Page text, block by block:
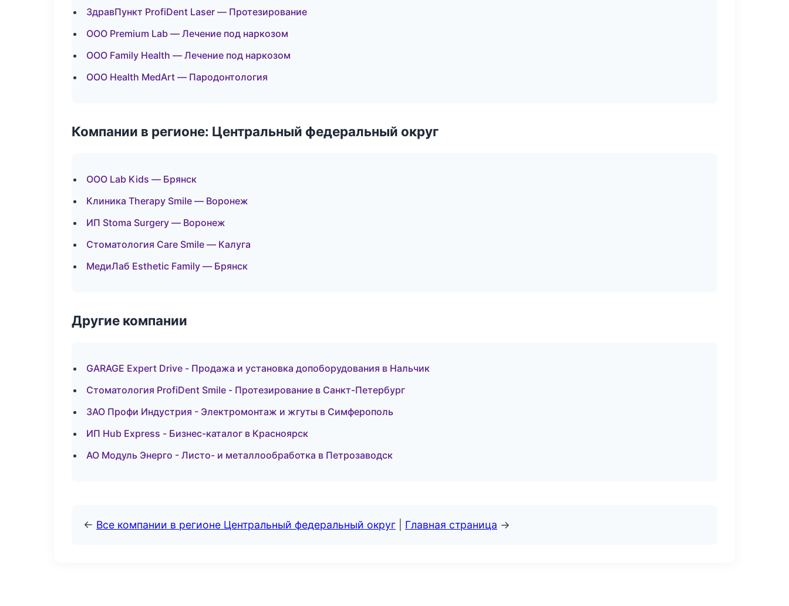
ЗдравПункт ProfiDent Laser — Протезирование
ООО Premium Lab — Лечение под наркозом
ООО Family Health — Лечение под наркозом
ООО Health MedArt — Пародонтология
Компании в регионе: Центральный федеральный округ
ООО Lab Kids — Брянск
Клиника Therapy Smile — Воронеж
ИП Stoma Surgery — Воронеж
Стоматология Care Smile — Калуга
МедиЛаб Esthetic Family — Брянск
Другие компании
GARAGE Expert Drive - Продажа и установка допоборудования в Нальчик
Стоматология ProfiDent Smile - Протезирование в Санкт-Петербург
ЗАО Профи Индустрия - Электромонтаж и жгуты в Симферополь
ИП Hub Express - Бизнес-каталог в Красноярск
АО Модуль Энерго - Листо- и металлообработка в Петрозаводск
← Все компании в регионе Центральный федеральный округ Главная страница →